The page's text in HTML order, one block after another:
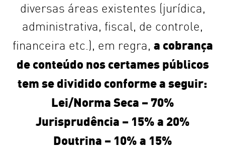
diversas áreas existentes (jurídica,
administrativa, fiscal, de controle,
financeira etc.), em regra, a cobrança
de conteúdo nos certames públicos
tem se dividido conforme a seguir:
Lei/Norma Seca – 70%
Jurisprudência – 15% a 20%
Doutrina – 10% a 15%